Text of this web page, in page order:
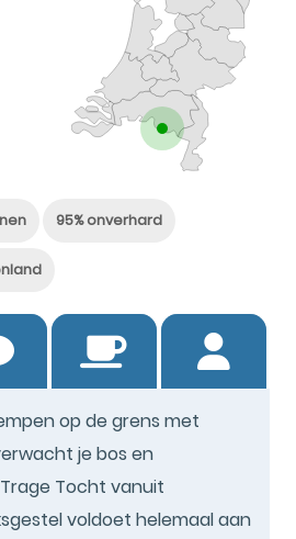
95% onverhard
op de grens met
je bos en
Tocht vanuit
voldoet helemaal aan